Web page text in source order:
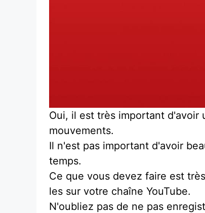
Oui, il est très important d'avoir
mouvements.
Il n'est pas important d'avoir
temps.
Ce que vous devez faire est
les sur votre chaîne YouTube.
N'oubliez pas de ne pas